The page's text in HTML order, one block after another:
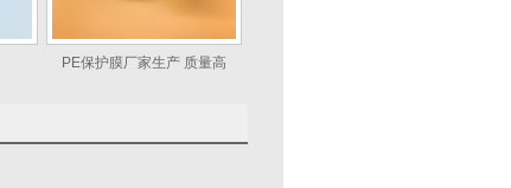
PE保护膜厂家生产 质量高